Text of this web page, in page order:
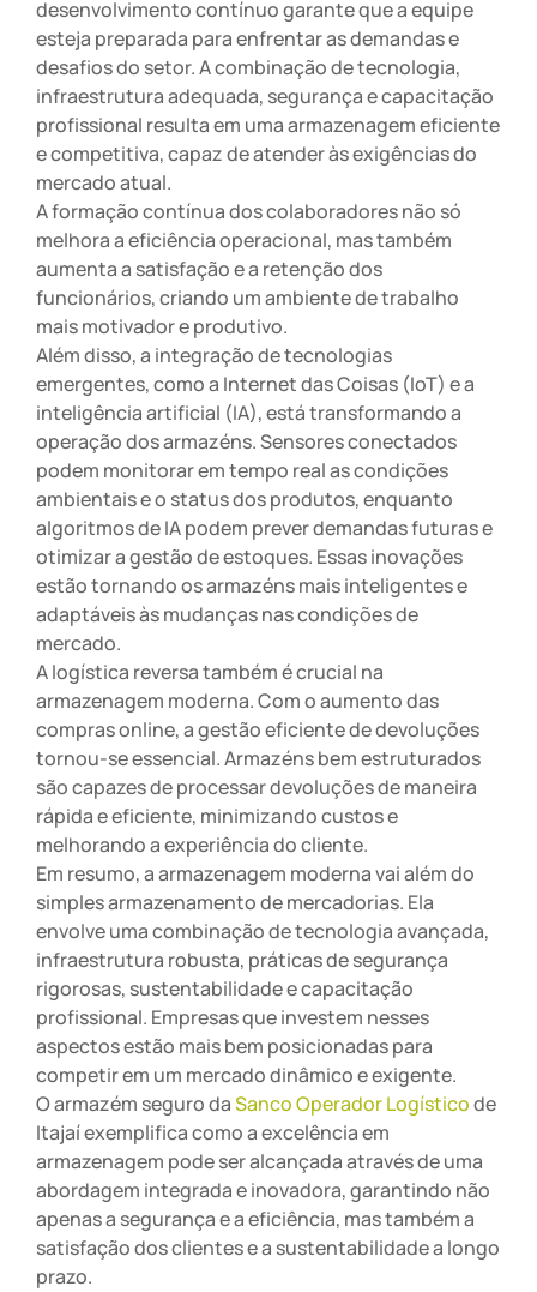
desenvolvimento contínuo garante que a equipe
esteja preparada para enfrentar as demandas e
desafios do setor. A combinação de tecnologia,
infraestrutura adequada, segurança e capacitação
profissional resulta em uma armazenagem eficiente
e competitiva, capaz de atender às exigências do
mercado atual.
A formação contínua dos colaboradores não só
melhora a eficiência operacional, mas também
aumenta a satisfação e a retenção dos
funcionários, criando um ambiente de trabalho
mais motivador e produtivo.
Além disso, a integração de tecnologias
emergentes, como a Internet das Coisas (IoT) e a
inteligência artificial (IA), está transformando a
operação dos armazéns. Sensores conectados
podem monitorar em tempo real as condições
ambientais e o status dos produtos, enquanto
algoritmos de IA podem prever demandas futuras e
otimizar a gestão de estoques. Essas inovações
estão tornando os armazéns mais inteligentes e
adaptáveis às mudanças nas condições de
mercado.
A logística reversa também é crucial na
armazenagem moderna. Com o aumento das
compras online, a gestão eficiente de devoluções
tornou-se essencial. Armazéns bem estruturados
são capazes de processar devoluções de maneira
rápida e eficiente, minimizando custos e
melhorando a experiência do cliente.
Em resumo, a armazenagem moderna vai além do
simples armazenamento de mercadorias. Ela
envolve uma combinação de tecnologia avançada,
infraestrutura robusta, práticas de segurança
rigorosas, sustentabilidade e capacitação
profissional. Empresas que investem nesses
aspectos estão mais bem posicionadas para
competir em um mercado dinâmico e exigente.
O armazém seguro daSanco Operador Logísticode
Itajaí exemplifica como a excelência em
armazenagem pode ser alcançada através de uma
abordagem integrada e inovadora, garantindo não
apenas a segurança e a eficiência, mas também a
satisfação dos clientes e a sustentabilidade a longo
prazo.